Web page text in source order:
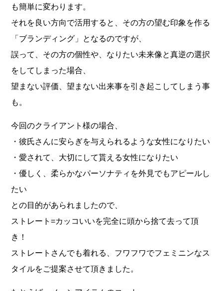
も簡単に変わります。
それを良い方向で活用すると、その方の望む印象を作る
「ブランディング」となるのですが、
誤って、その方の個性や、なりたい未来像と真逆の選択
をしてしまった場合、
望まない評価、望まない出来事を引き起こしてしまう事
も。
今回のクライアント様の場合、
・彼氏さんに安らぎを与えられるような女性になりたい
・愛されて、大切にして貰える女性になりたい
・優しく、柔らかなパーソナティを外見でもアピールし
たい
との目的があられましたので、
ストレート=カッコいいを完全に頭から捨て去って頂
き！
ストレートさんでも着れる、フワフワでフェミニンなス
タイルをご提案させて頂きました。